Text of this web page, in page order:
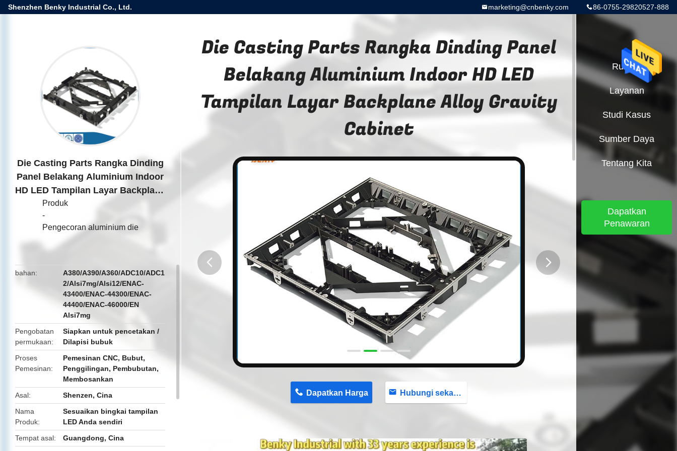
Shenzhen Benky Industrial Co., Ltd. 86-0755-29820527-888
marketing@cnbenky.com
Die Casting Parts Rangka Dinding
Panel Belakang Aluminium Indoor
HD LED Tampilan Layar Backplane
Alloy Gravity Cabinet
Produk
-
Pengecoran aluminium die
bahan
A380/A390/A360/ADC10/ADC1
2/Alsi7mg/Alsi12/ENAC-
43400/ENAC-44300/ENAC-
44400/ENAC-46000/EN
Alsi7mg
Pengobatan
permukaan
Siapkan untuk pencetakan /
Dilapisi bubuk
Proses
Pemesinan
Pemesinan CNC, Bubut,
Penggilingan, Pembubutan,
Membosankan
Asal
Shenzen, Cina
Nama
Produk
Sesuaikan bingkai tampilan
LED Anda sendiri
Tempat asal
Guangdong, Cina
Die Casting Parts Rangka Dinding Panel
Belakang Aluminium Indoor HD LED
Tampilan Layar Backplane Alloy Gravity
Cabinet
button
Dapatkan Harga Hubungi sekarang
Rumah
Layanan
Studi Kasus
Sumber Daya
Tentang Kita
Dapatkan
Penawaran